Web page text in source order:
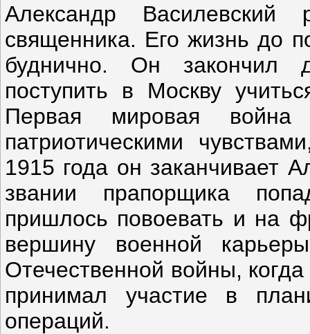
Александр
священника. Его жизнь до
буднично. Он закончил
поступить в Москву
Первая мировая война
патриотическими
1915 года он заканчивает
звании прапорщика
пришлось повоевать и на
вершину военной
Отечественной войны,
принимал участие в
операций.